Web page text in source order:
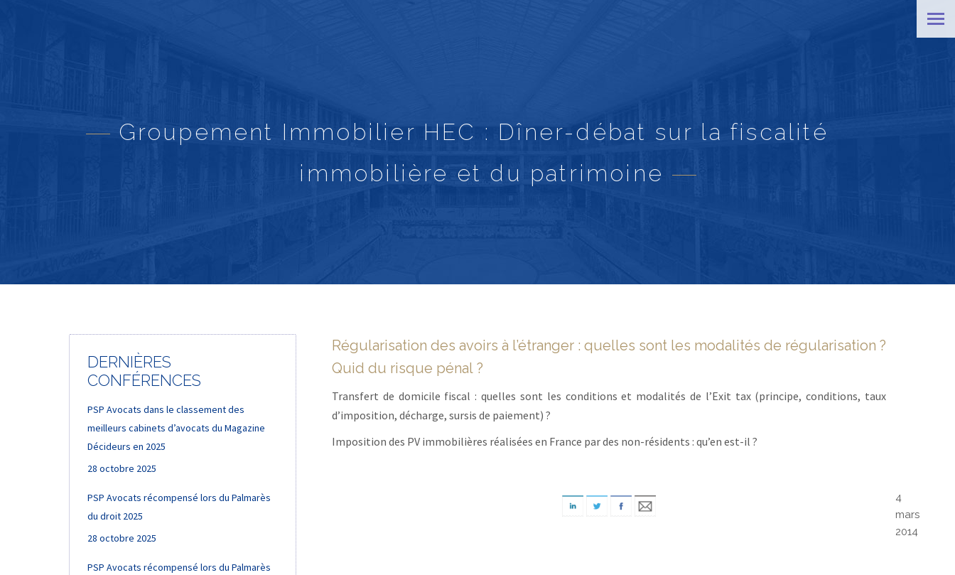
Groupement Immobilier HEC : Dîner-débat sur la fiscalité
immobilière et du patrimoine
Régularisation des avoirs à l’étranger : quelles sont les modalités de régularisation ?
Quid du risque pénal ?
Transfert de domicile fiscal : quelles sont les conditions et modalités de l’Exit tax (principe, conditions, taux
d’imposition, décharge, sursis de paiement) ?
Imposition des PV immobilières réalisées en France par des non-résidents : qu’en est-il ?
4
mars
2014
DERNIÈRES
CONFÉRENCES
PSP Avocats dans le classement des
meilleurs cabinets d’avocats du Magazine
Décideurs en 2025
28 octobre 2025
PSP Avocats récompensé lors du Palmarès
du droit 2025
28 octobre 2025
PSP Avocats récompensé lors du Palmarès